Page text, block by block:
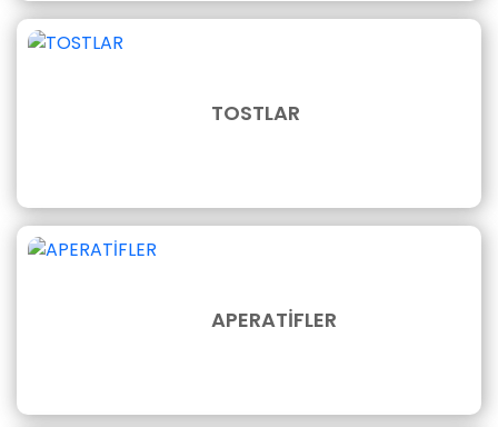
TOSTLAR
APERATİFLER